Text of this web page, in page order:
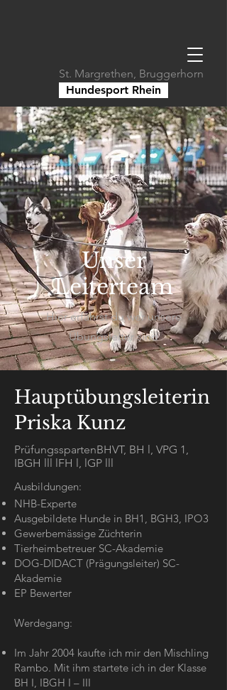
Hundesport Rhein
St. Margrethen, Bruggerhorn
Unser
Leiterteam
Hier erfährst du wer unsere
Übungsleiter sind
Hauptübungsleiterin
Priska Kunz
PrüfungsspartenBHVT, BH l, VPG 1,
IBGH lll lFH l, lGP lll
Ausbildungen:
NHB-Experte
Ausgebildete Hunde in BH1, BGH3, IPO3
Gewerbemässige Züchterin
Tierheimbetreuer SC-Akademie
DOG-DIDACT (Prägungsleiter) SC-
Akademie
EP Bewerter
Werdegang:
Im Jahr 2004 kaufte ich mir den Mischling
Rambo. Mit ihm startete ich in der Klasse
BH I, IBGH I – III